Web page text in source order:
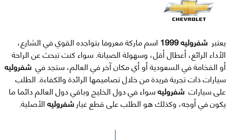
يعتبر شفروليه 1999
اسم ماركة معروفا بتواجده القوي في الشارع،
الأداء الرائع، أعطال أقل، وسهولة الصيانة. سواء كنت تبحث عن الراحة
أو الفخامة في السعودية أو أي مكان آخر في العالم، ستجد في شفروليه
سيارات ذات تجربة فريدة من خلال تصاميمها الرائدة والكفاءة. الطلب
على سيارات شفروليهسواء في دول الخليج وباقي دول العالم دائما ما
يكون في أوجه، وكذلك هو الطلب على قطع غيار شفروليهالأصلية.